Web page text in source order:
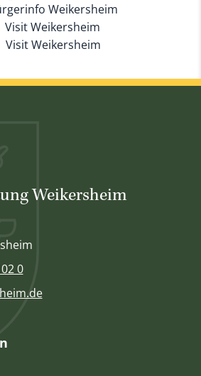
Weikersheim
Visit Weikersheim
Visit Weikersheim
Weikersheim
0